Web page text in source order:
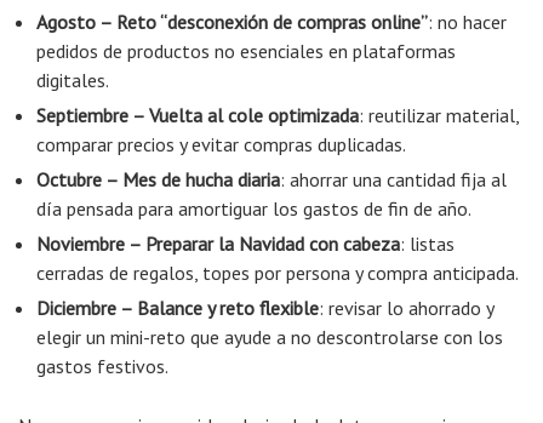
Agosto – Reto “desconexión de compras online”: no hacer
pedidos de productos no esenciales en plataformas
digitales.
Septiembre – Vuelta al cole optimizada: reutilizar material,
comparar precios y evitar compras duplicadas.
Octubre – Mes de hucha diaria: ahorrar una cantidad fija al
día pensada para amortiguar los gastos de fin de año.
Noviembre – Preparar la Navidad con cabeza: listas
cerradas de regalos, topes por persona y compra anticipada.
Diciembre – Balance y reto flexible: revisar lo ahorrado y
elegir un mini-reto que ayude a no descontrolarse con los
gastos festivos.